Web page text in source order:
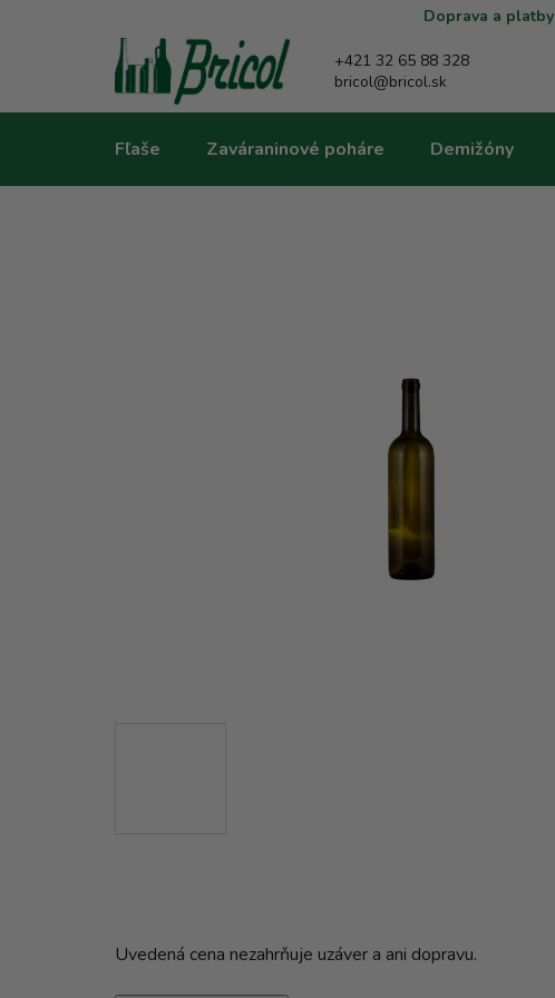
Doprava a platby
+421 32 65 88 328
bricol@bricol.sk
Fľaše Zaváraninové poháre Demižóny
Uvedená cena nezahrňuje uzáver a ani dopravu.